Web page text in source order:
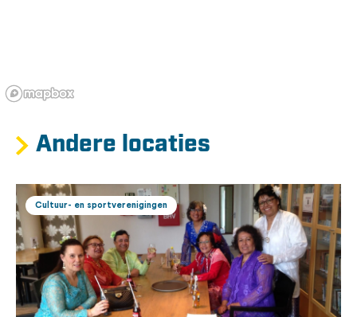
Andere locaties
Cultuur- en sportverenigingen